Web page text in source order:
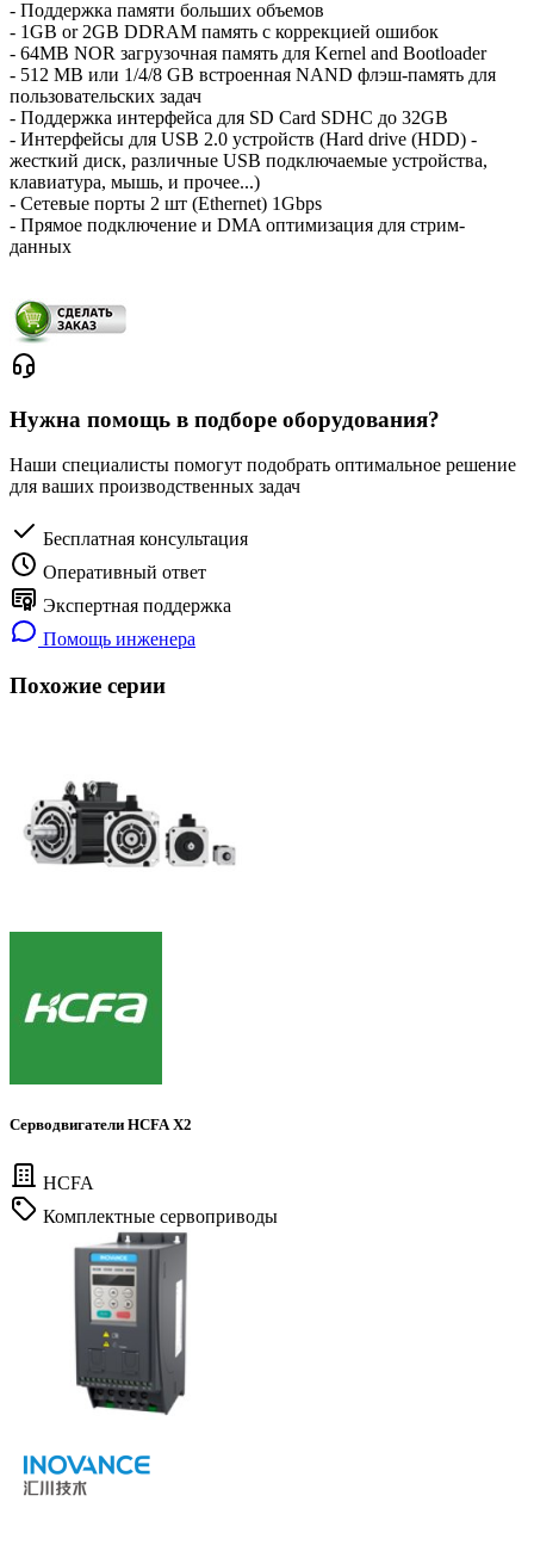
- Поддержка памяти больших объемов
- 1GB or 2GB DDRAM память с коррекцией ошибок
- 64MB NOR загрузочная память для Kernel and Bootloader
- 512 MB или 1/4/8 GB встроенная NAND флэш-память для
пользовательских задач
- Поддержка интерфейса для SD Card SDHC до 32GB
- Интерфейсы для USB 2.0 устройств (Hard drive (HDD) -
жесткий диск, различные USB подключаемые устройства,
клавиатура, мышь, и прочее...)
- Сетевые порты 2 шт (Ethernet) 1Gbps
- Прямое подключение и DMA оптимизация для стрим-
данных
Нужна помощь в подборе оборудования?
Наши специалисты помогут подобрать оптимальное решение
для ваших производственных задач
Бесплатная консультация
Оперативный ответ
Экспертная поддержка
Помощь инженера
Похожие серии
Серводвигатели HCFA X2
HCFA
Комплектные сервоприводы